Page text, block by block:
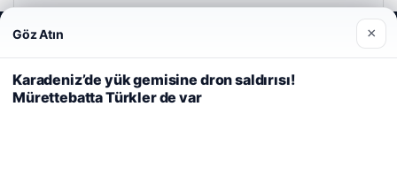
Web sitemizi nasıl kullandığınızı daha iyi anlayabilmek,
deneyiminizi kişiselleştirmek ve geliştirmek amacıyla çerezler
kullanıyoruz.Çerez Politikamız
Reddet Kabul Et
Göz Atın ×
Karadeniz’de yük gemisine dron saldırısı!
Mürettebatta Türkler de var